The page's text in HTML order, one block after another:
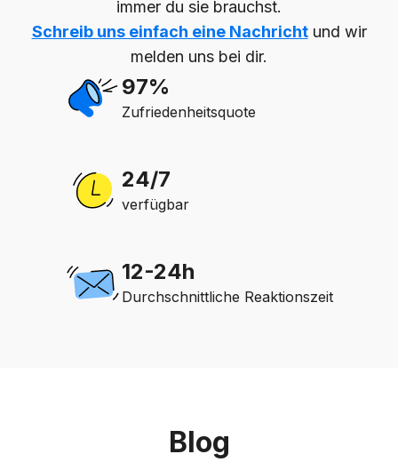
immer du sie brauchst.
Schreib uns einfach eine Nachrichtund wir
melden uns bei dir.
97%
Zufriedenheitsquote
24/7
verfügbar
12-24h
Durchschnittliche Reaktionszeit
Blog